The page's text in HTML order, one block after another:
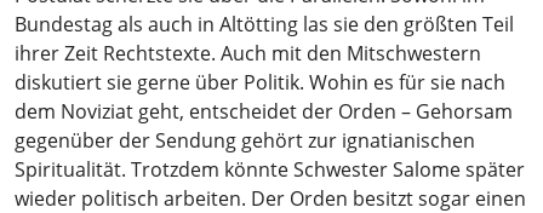
Bundestag als auch in Altötting las sie den größten Teil
ihrer Zeit Rechtstexte. Auch mit den Mitschwestern
diskutiert sie gerne über Politik. Wohin es für sie nach
dem Noviziat geht, entscheidet der Orden – Gehorsam
gegenüber der Sendung gehört zur ignatianischen
Spiritualität. Trotzdem könnte Schwester Salome später
wieder politisch arbeiten. Der Orden besitzt sogar einen